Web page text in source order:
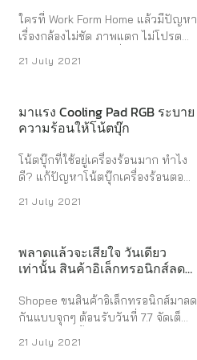
ตัวแสดงผลได้ถึง 16 ล้านสี – สามารถ
จับคู่ลำโพงรุ่นเดียวกันได้ 2 ตัว เพื่อ
ให้ระบบเสียงแบบสเตอริโอ ...
https://shp.ee/w6zvbuy ราย
ละเอียดเพิ่มเติม ใช้ได้ทุกที่ทุกเวลา ตัว
เครื่องกระชับไม่หลุดง่าย ใช้งานง่าย
ด้วยปุ่มควบคุมเพียง 1 ปุ่ม เสียงเบสที่
#คอมมาร์ตบอกโปร #JBL
#Commart ...
ใครที่ Work Form Home แล้วมีปัญหา
เรื่องกล้องไม่ชัด ภาพแตก ไม่โปรตอน
Logitech C920 Pro HD Webcam
จากราคาปกติ 4,399 บาท ถ้าพลาด
แล้วจะเสียใจ ไปช้อปกันได้ที่
https://shp.ee/8bdungd คุณสมบัติ
ของกล้องเว็บแคมจาก Logitech –
วิดีโอคอลด้วยความคมชัดระดับ FULL
HD – มีไมค์คู่พร้อมระบบเสียง
อกโปร #Logitech #Webcam
#Commart ...
21 July 2021
มาแรง Cooling Pad RGB ระบาย
ความร้อนให้โน้ตบุ๊ก
โน้ตบุ๊กที่ใช้อยู่เครื่องร้อนมาก ทำไง
ดี? แก้ปัญหาโน้ตบุ๊กเครื่องร้อนตอน
Pad RGB รุ่น Spectro CP-510
ใช้ทำงานก็ดี มาพร้อมไฟ RGB ที่
ปรับได้ถึง 10 โหมด รองรับโน้ตบุ๊กได้
ทุกขนาด ตอนนี้เค้ามีโปรลดราคาอยู่
ที่ 549 บาท จากราคาเต็ม 690 บาท
ดูสินค้าได้ที่
https://shp.ee/92mqw7t ราย
ละเอียดสินค้า – เป็นพัดลมขนาดใหญ่
21 July 2021
พลาดแล้วจะเสียใจ วันเดียว
เท่านั้น สินค้าอิเล็กทรอนิกส์ลด
Shopee ขนสินค้าอิเล็กทรอนิกส์มาลด
กันแบบจุกๆ ต้อนรับวันที่ 7.7 จัดเต็ม
Coins คืน 10-20% และพิเศษวันนี้มี
21 July 2021